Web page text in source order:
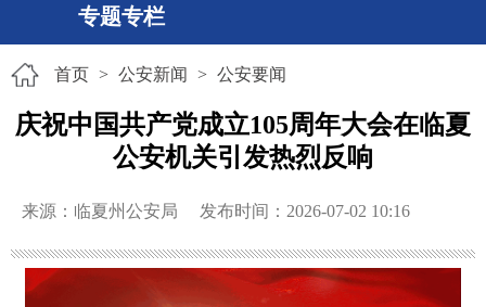
专题专栏
首页 > 公安新闻 > 公安要闻
庆祝中国共产党成立105周年大会在临夏
公安机关引发热烈反响
来源：临夏州公安局 发布时间：2026-07-02 10:16